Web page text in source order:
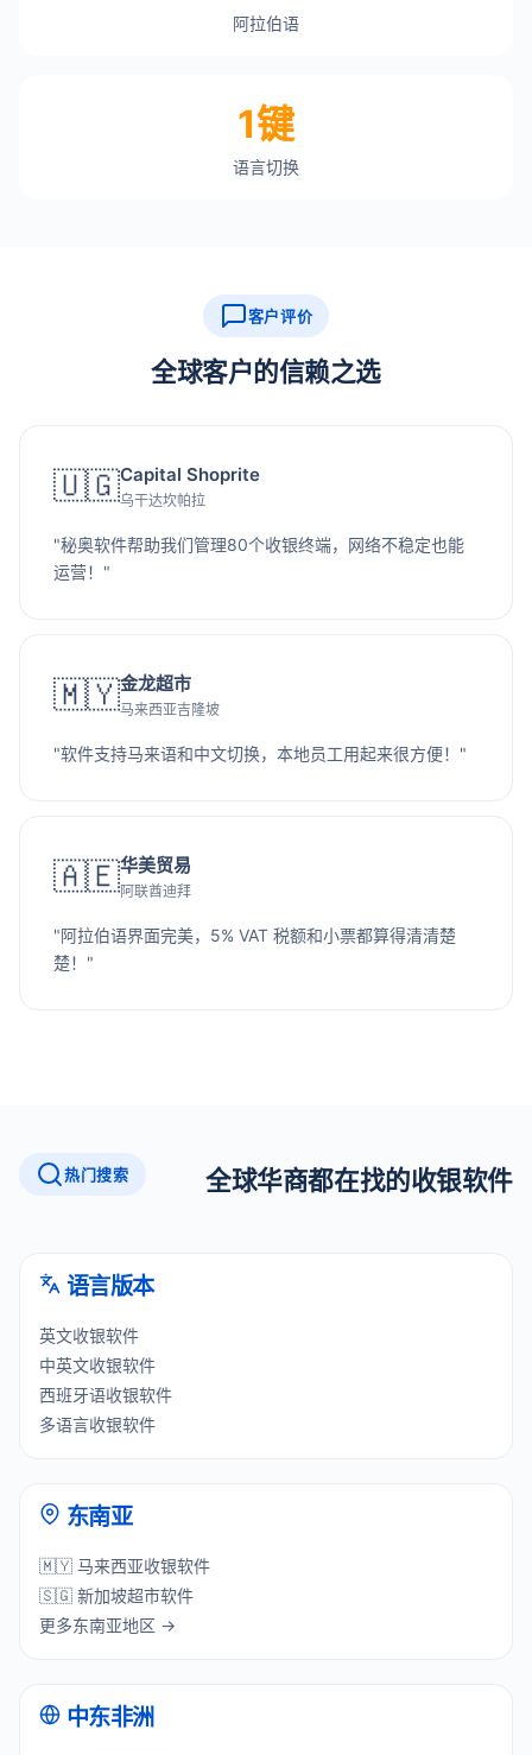
阿拉伯语
1键
语言切换
客户评价
全球客户的信赖之选
🇺🇬Capital Shoprite
乌干达坎帕拉
"秘奥软件帮助我们管理80个收银终端，网络不稳定也能
运营！"
🇲🇾金龙超市
马来西亚吉隆坡
"软件支持马来语和中文切换，本地员工用起来很方便！"
🇦🇪华美贸易
阿联酋迪拜
"阿拉伯语界面完美，5% VAT 税额和小票都算得清清楚
楚！"
热门搜索 全球华商都在找的收银软件
语言版本
英文收银软件
中英文收银软件
西班牙语收银软件
多语言收银软件
东南亚
🇲🇾 马来西亚收银软件
🇸🇬 新加坡超市软件
更多东南亚地区 →
中东非洲